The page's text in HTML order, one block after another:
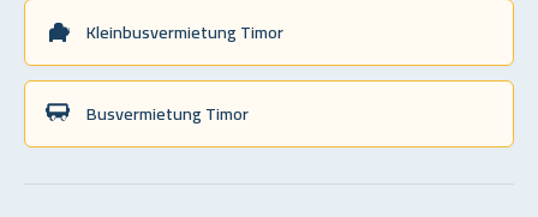
Kleinbusvermietung Timor
Busvermietung Timor